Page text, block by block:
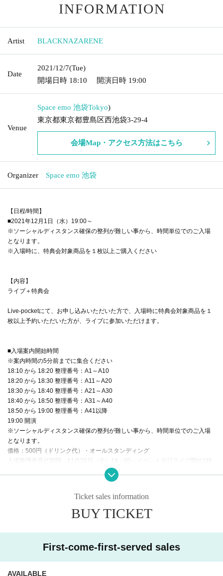
INFORMATION
Artist BLACKNAZARENE
Date
2021/12/7(Tue)
開場日時 18:10 開演日時 19:00
Venue
Space emo 池袋Tokyo)
東京都東京都豊島区西池袋3-29-4
会場Map・アクセス方法はこちら
Organizer Space emo 池袋
【日程/時間】
■2021年12月1日（水）19:00～
※ソーシャルディスタンス確保の整列が難しい事から、時間単位でのご入場
となります。
※入場時に、特典会対象商品を１枚以上ご購入ください
【内容】
ライブ＋特典会
Live-pocketにて、お申し込みいただいた方で、入場時に特典会対象商品を１
枚以上予約いただいた方が、ライブに参加いただけます。
■入場案内開始時間
※案内時間の5分前までに集合ください
18:10 から 18:20 整理番号：A1～A10
18:20 から 18:30 整理番号：A11～A20
18:30 から 18:40 整理番号：A21～A30
18:40 から 18:50 整理番号：A31～A40
18:50 から 19:00 整理番号：A41以降
19:00 開演
※ソーシャルディスタンス確保の整列が難しい事から、時間単位でのご入場
となります。
価格：500円（ドリンク代）・オールスタンディング
入場整理券受付期間：11月26日（金）18：00～イベント当日ライブ開始1時
それ以降の受付につきましては会場にて受付いたしますので、事前申し込み
・入場整理券購入時にドリンク代として500円いただきます。ご入金後、入場
されなかった場合でもドリンク代の返金は致しません（飲食物の持ち込みは
※入場時に検温・手指の消毒・対象商品のご購入をお願い致します。
※飲酒した状態でのイベント参加はご遠慮ください。
※ソーシャルディスタンス確保の整列が難しい事から、時間単位でのご入場
Ticket sales information
BUY TICKET
First-come-first-served sales
AVAILABLE